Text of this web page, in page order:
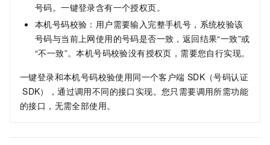
号码。一键登录含有一个授权页。
本机号码校验：用户需要输入完整手机号，系统校验该
号码与当前上网使用的号码是否一致，返回结果“一致”或
“不一致”。本机号码校验没有授权页，需要您自行实现。
一键登录和本机号码校验使用同一个客户端 SDK（号码认证
SDK），通过调用不同的接口实现。您只需要调用所需功能
的接口，无需全部使用。